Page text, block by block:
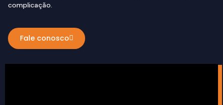
complicação.
Fale conosco